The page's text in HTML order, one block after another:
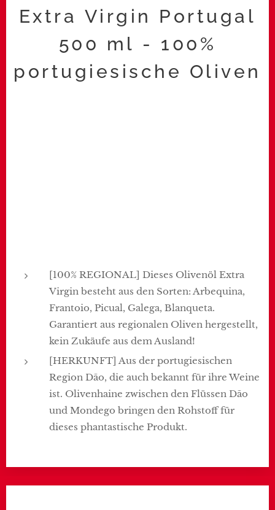
Extra Virgin Portugal
500 ml - 100%
portugiesische Oliven
[100% REGIONAL] Dieses Olivenöl Extra
Virgin besteht aus den Sorten: Arbequina,
Frantoio, Picual, Galega, Blanqueta.
Garantiert aus regionalen Oliven hergestellt,
kein Zukäufe aus dem Ausland!
[HERKUNFT] Aus der portugiesischen
Region Dão, die auch bekannt für ihre Weine
ist. Olivenhaine zwischen den Flüssen Dão
und Mondego bringen den Rohstoff für
dieses phantastische Produkt.